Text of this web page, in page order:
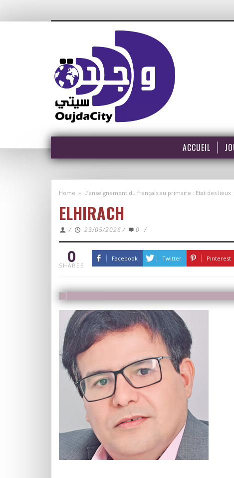
ACCUEIL
Home » L’enseignement du français au primaire : Etat des lieux
ELHIRACH
/ 23/05/2026 / 0 /
0
SHARES
Facebook Twitter Pinterest